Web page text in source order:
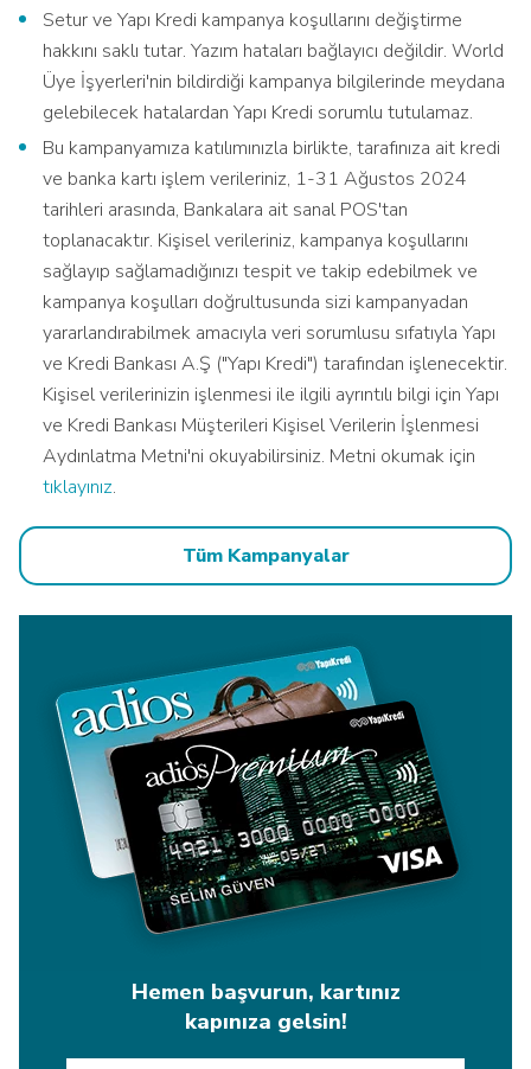
Setur ve Yapı Kredi kampanya koşullarını değiştirme
hakkını saklı tutar. Yazım hataları bağlayıcı değildir. World
Üye İşyerleri'nin bildirdiği kampanya bilgilerinde meydana
gelebilecek hatalardan Yapı Kredi sorumlu tutulamaz.
Bu kampanyamıza katılımınızla birlikte, tarafınıza ait kredi
ve banka kartı işlem verileriniz, 1-31 Ağustos 2024
tarihleri arasında, Bankalara ait sanal POS'tan
toplanacaktır. Kişisel verileriniz, kampanya koşullarını
sağlayıp sağlamadığınızı tespit ve takip edebilmek ve
kampanya koşulları doğrultusunda sizi kampanyadan
yararlandırabilmek amacıyla veri sorumlusu sıfatıyla Yapı
ve Kredi Bankası A.Ş ("Yapı Kredi") tarafından işlenecektir.
Kişisel verilerinizin işlenmesi ile ilgili ayrıntılı bilgi için Yapı
ve Kredi Bankası Müşterileri Kişisel Verilerin İşlenmesi
Aydınlatma Metni'ni okuyabilirsiniz. Metni okumak için
tıklayınız.
Tüm Kampanyalar
Hemen başvurun, kartınız
kapınıza gelsin!